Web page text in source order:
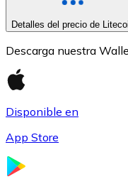
Litecoin
LTC
Detalles del precio de
Descarga nuestra
Disponible en
App Store